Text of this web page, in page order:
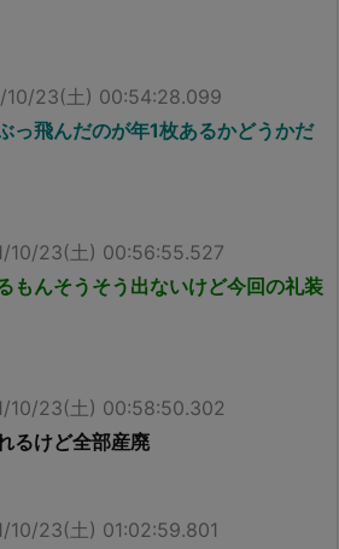
10/23(土) 00:54:28.099
っ飛んだのが年1枚あるかどうかだ
10/23(土) 00:56:55.527
もんそうそう出ないけど今回の礼装
10/23(土) 00:58:50.302
るけど全部産廃
10/23(土) 01:02:59.801